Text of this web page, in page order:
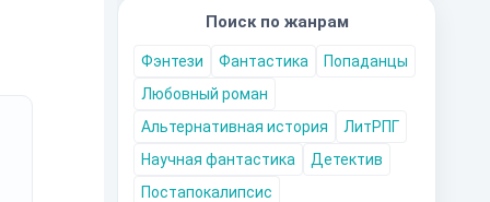
Поиск по жанрам
Фэнтези Фантастика
Попаданцы
Любовный роман
Альтернативная история
ЛитРПГ
Научная фантастика
Детектив
Постапокалипсис